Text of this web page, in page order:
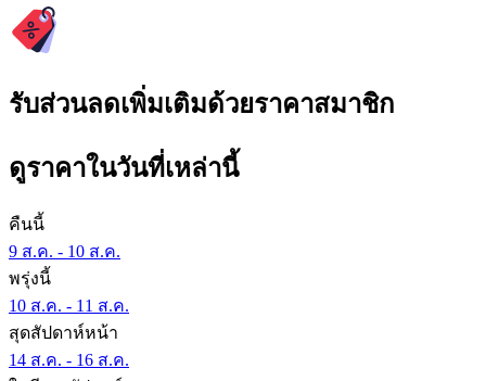
รับส่วนลดเพิ่มเติมด้วยราคาสมาชิก
ดูราคาในวันที่เหล่านี้
คืนนี้
9 ส.ค. - 10 ส.ค.
พรุ่งนี้
10 ส.ค. - 11 ส.ค.
สุดสัปดาห์หน้า
14 ส.ค. - 16 ส.ค.